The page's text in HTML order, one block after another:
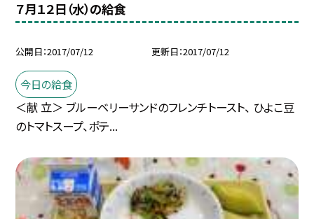
７月１２日（水）の給食
公開日 2017/07/12 更新日 2017/07/12
今日の給食
＜献 立＞ ブルーベリーサンドのフレンチトースト、 ひよこ豆
のトマトスープ、ポテ...